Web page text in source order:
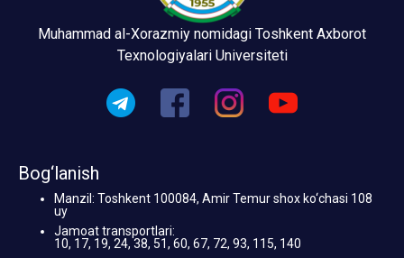
Muhammad al-Xorazmiy nomidagi Toshkent Axborot
Texnologiyalari Universiteti
Bog‘lanish
Manzil: Toshkent 100084, Amir Temur shox ko‘chasi 108
uy
Jamoat transportlari:
10, 17, 19, 24, 38, 51, 60, 67, 72, 93, 115, 140